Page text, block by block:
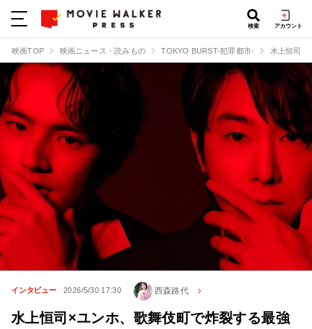
検索 アカウント
映画TOP 映画ニュース・読みもの TOKYO BURST-犯罪都市- 水上恒司×
インタビュー 2026/5/30 17:30 西森路代
水上恒司×ユンホ、歌舞伎町で炸裂する最強